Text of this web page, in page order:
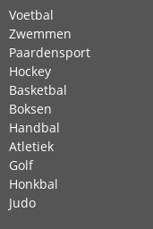
Voetbal
Zwemmen
Paardensport
Hockey
Basketbal
Boksen
Handbal
Atletiek
Golf
Honkbal
Judo